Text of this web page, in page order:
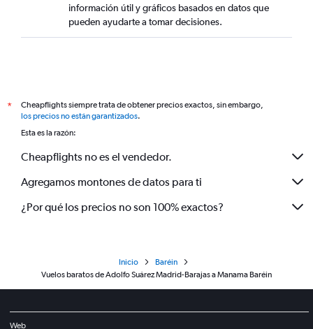
información útil y gráficos basados en datos que
pueden ayudarte a tomar decisiones.
*
Cheapflights siempre trata de obtener precios exactos, sin embargo,
los precios no están garantizados.
Esta es la razón:
Cheapflights no es el vendedor.
Agregamos montones de datos para ti
¿Por qué los precios no son 100% exactos?
Inicio
Baréin
Vuelos baratos de Adolfo Suárez Madrid-Barajas a Manama Baréin
Web